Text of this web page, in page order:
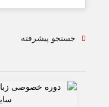
جستجو پیشرفته